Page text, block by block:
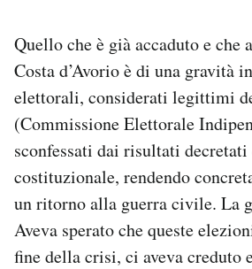
SHOP
CALENDARIO
Area Personale
Newsletter
Notifiche mobile
Quello che è già accaduto e che
Costa d’Avorio è di una gravità
elettorali, considerati legittimi
(Commissione Elettorale
sconfessati dai risultati
costituzionale, rendendo
un ritorno alla guerra civile. La
Aveva sperato che queste
fine della crisi, ci aveva creduto